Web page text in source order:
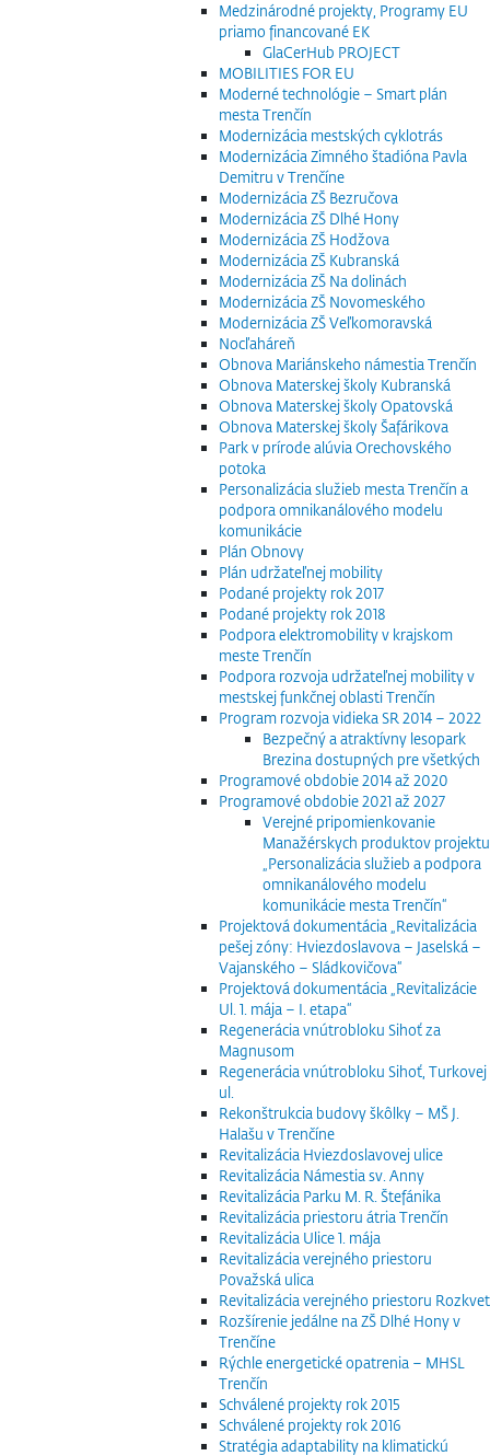
Medzinárodné projekty, Programy EU
priamo financované EK
GlaCerHub PROJECT
MOBILITIES FOR EU
Moderné technológie – Smart plán
mesta Trenčín
Modernizácia mestských cyklotrás
Modernizácia Zimného štadióna Pavla
Demitru v Trenčíne
Modernizácia ZŠ Bezručova
Modernizácia ZŠ Dlhé Hony
Modernizácia ZŠ Hodžova
Modernizácia ZŠ Kubranská
Modernizácia ZŠ Na dolinách
Modernizácia ZŠ Novomeského
Modernizácia ZŠ Veľkomoravská
Nocľaháreň
Obnova Mariánskeho námestia Trenčín
Obnova Materskej školy Kubranská
Obnova Materskej školy Opatovská
Obnova Materskej školy Šafárikova
Park v prírode alúvia Orechovského
potoka
Personalizácia služieb mesta Trenčín a
podpora omnikanálového modelu
komunikácie
Plán Obnovy
Plán udržateľnej mobility
Podané projekty rok 2017
Podané projekty rok 2018
Podpora elektromobility v krajskom
meste Trenčín
Podpora rozvoja udržateľnej mobility v
mestskej funkčnej oblasti Trenčín
Program rozvoja vidieka SR 2014 – 2022
Bezpečný a atraktívny lesopark
Brezina dostupných pre všetkých
Programové obdobie 2014 až 2020
Programové obdobie 2021 až 2027
Verejné pripomienkovanie
Manažérskych produktov projektu
„Personalizácia služieb a podpora
omnikanálového modelu
komunikácie mesta Trenčín“
Projektová dokumentácia „Revitalizácia
pešej zóny: Hviezdoslavova – Jaselská –
Vajanského – Sládkovičova“
Projektová dokumentácia „Revitalizácie
Ul. 1. mája – I. etapa“
Regenerácia vnútrobloku Sihoť za
Magnusom
Regenerácia vnútrobloku Sihoť, Turkovej
ul.
Rekonštrukcia budovy škôlky – MŠ J.
Halašu v Trenčíne
Revitalizácia Hviezdoslavovej ulice
Revitalizácia Námestia sv. Anny
Revitalizácia Parku M. R. Štefánika
Revitalizácia priestoru átria Trenčín
Revitalizácia Ulice 1. mája
Revitalizácia verejného priestoru
Považská ulica
Revitalizácia verejného priestoru Rozkvet
Rozšírenie jedálne na ZŠ Dlhé Hony v
Trenčíne
Rýchle energetické opatrenia – MHSL
Trenčín
Schválené projekty rok 2015
Schválené projekty rok 2016
Stratégia adaptability na klimatickú